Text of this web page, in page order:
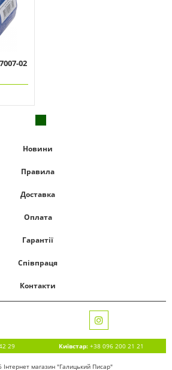
02
Новини
Правила
Доставка
Оплата
Гарантії
Співпраця
Контакти
29 Київстар:+38 096 200 21 21
магазин "Галицький Писар"